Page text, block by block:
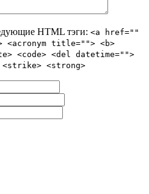
HTML тэги: <a href=""
title=""> <b>
<code> <del datetime="">
<strong>